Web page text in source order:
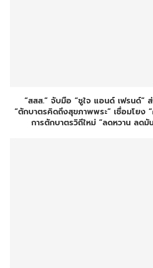
“สสส.” จับมือ “ชูใจ แอนด์ เฟรนด์”
“ตักบาตรคิดถึงสุขภาพพระ” เชื่อมโยง
การตักบาตรวิถีใหม่ “ลดหวาน ลดมั